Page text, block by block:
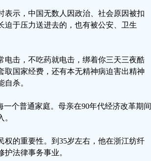
示，中国无数人因政治、社会原因被扣
迫于压力送进去的，也有被公安、卫生
电击，不吃药就电击，绑着你三天三夜酷
国家经费，还有本无精神病迫害出精神
杀。
个普通家庭。母亲在90年代经济改革期间
的重要性。到35岁左右，他在浙江纺纤
法律事务事业。